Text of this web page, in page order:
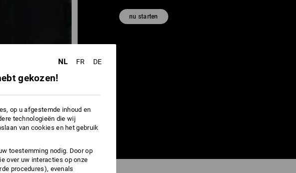
nu starten
NL FR DE
gekozen!
op u afgestemde inhoud en
technologieën die wij
van cookies en het gebruik
toestemming nodig. Door op
over uw interacties op onze
procedures), evenals